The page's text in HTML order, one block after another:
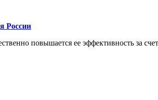
России
повышается ее эффективность за